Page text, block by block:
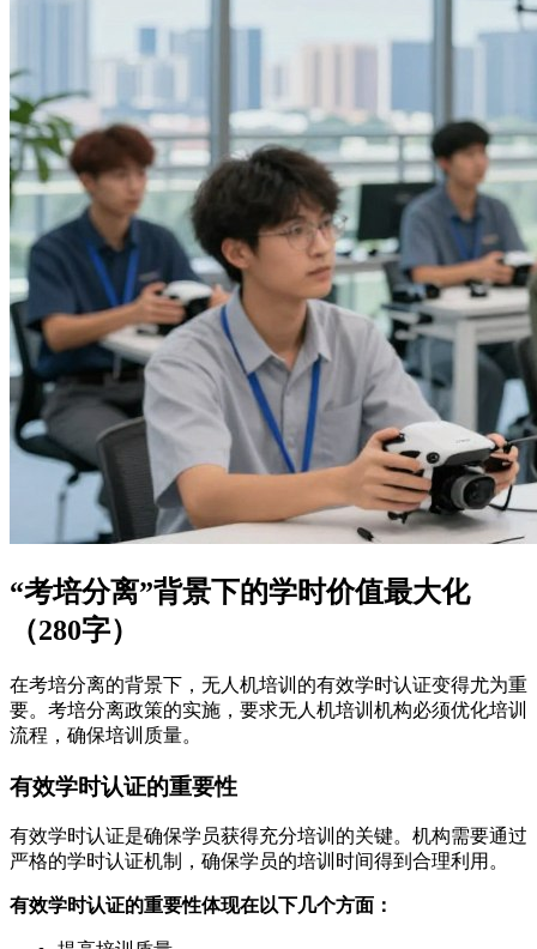
“考培分离”背景下的学时价值最大化
（280字）
在考培分离的背景下，无人机培训的有效学时认证变得尤为重
要。考培分离政策的实施，要求无人机培训机构必须优化培训
流程，确保培训质量。
有效学时认证的重要性
有效学时认证是确保学员获得充分培训的关键。机构需要通过
严格的学时认证机制，确保学员的培训时间得到合理利用。
有效学时认证的重要性体现在以下几个方面：